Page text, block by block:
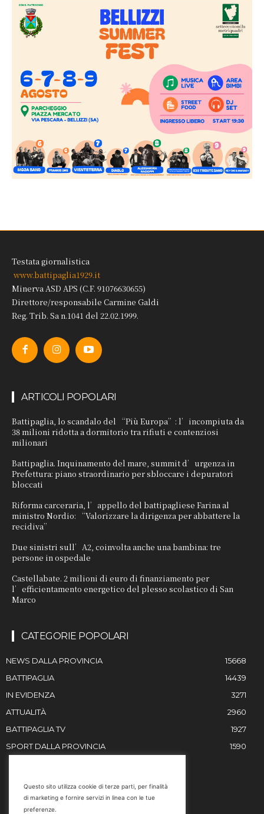
Testata giornalistica
www.battipaglia1929.it
Minerva ASD APS (C.F. 91076630655)
Direttore/responsabile Carmine Galdi
Reg. Trib. Sa n.1041 del 22.02.1999.
ARTICOLI POPOLARI
Battipaglia, lo scandalo del “Più Europa”: l’incompiuta da
38 milioni ridotta a dormitorio tra rifiuti e contenziosi
milionari
Battipaglia. Inquinamento del mare, summit d’urgenza in
Prefettura: piano straordinario per sbloccare i depuratori
bloccati
Riforma carceraria, l’appello del battipagliese Farina al
ministro Nordio: “Valorizzare la dirigenza per abbattere la
recidiva”
Due sinistri sull’A2, coinvolta anche una bambina: tre
persone in ospedale
Castellabate. 2 milioni di euro di finanziamento per
l’efficientamento energetico del plesso scolastico di San
Marco
CATEGORIE POPOLARI
NEWS DALLA PROVINCIA
15668
BATTIPAGLIA
14439
IN EVIDENZA
3271
ATTUALITÀ
2960
BATTIPAGLIA TV
1927
SPORT DALLA PROVINCIA
1590
Email
Questo sito utilizza cookie di terze parti, per finalità
di marketing e fornire servizi in linea con le tue
preferenze.